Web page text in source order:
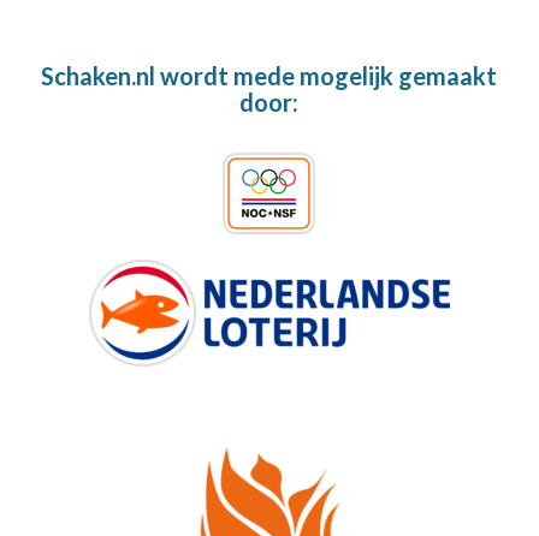
Schaken.nl wordt mede mogelijk gemaakt
door: